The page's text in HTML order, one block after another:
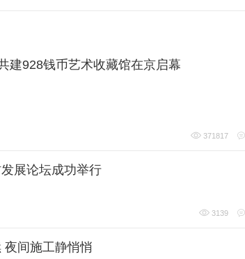
建928钱币艺术收藏馆在京启幕
371817
展论坛成功举行
3139
夜间施工静悄悄